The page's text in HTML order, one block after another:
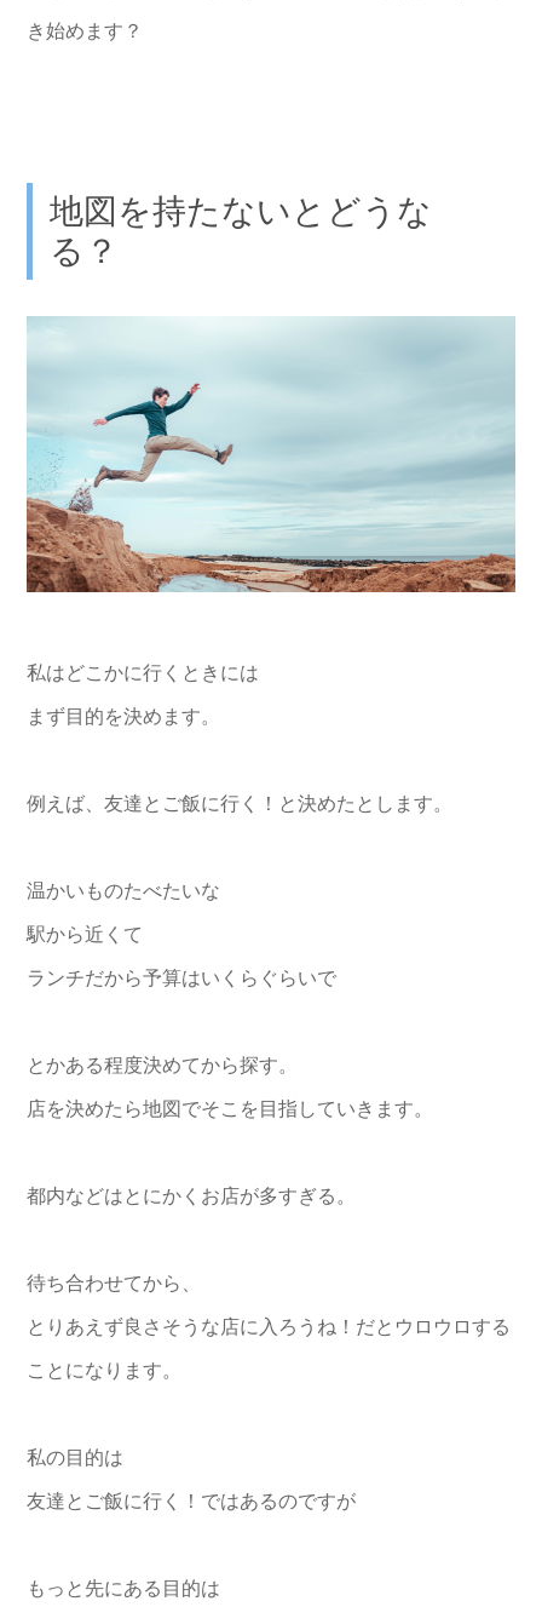
き始めます？
地図を持たないとどうな
る？
私はどこかに行くときには
まず目的を決めます。
例えば、友達とご飯に行く！と決めたとします。
温かいものたべたいな
駅から近くて
ランチだから予算はいくらぐらいで
とかある程度決めてから探す。
店を決めたら地図でそこを目指していきます。
都内などはとにかくお店が多すぎる。
待ち合わせてから、
とりあえず良さそうな店に入ろうね！ だとウロウロする
ことになります。
私の目的は
友達とご飯に行く！ではあるのですが
もっと先にある目的は